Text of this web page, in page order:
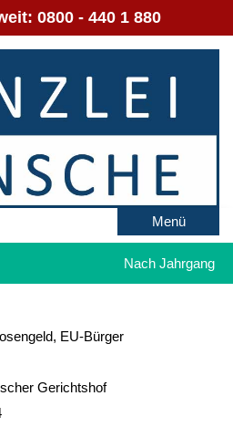
0800 - 440 1 880
Menü
Nach Jahrgang
EU-Bürger
Gerichtshof